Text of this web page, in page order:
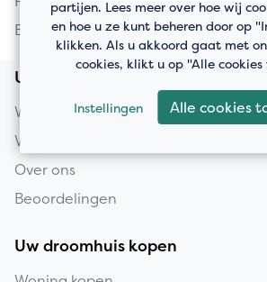
Bedrijfspanden
Uw huis verkopen
Woning verkopen
Verkooptaxatie
Over ons
Beoordelingen
Uw droomhuis kopen
partijen. Lees meer over hoe wij
en hoe u ze kunt beheren door op
klikken. Als u akkoord gaat met
cookies, klikt u op "Alle cookies
Instellingen Alle cookies